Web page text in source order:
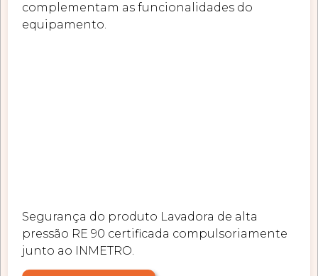
complementam as funcionalidades do
equipamento.
Segurança do produto Lavadora de alta
pressão RE 90 certificada compulsoriamente
junto ao INMETRO.